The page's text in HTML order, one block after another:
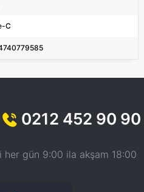
C
0212 452 90 90
her gün 9:00 ila akşam 18:00